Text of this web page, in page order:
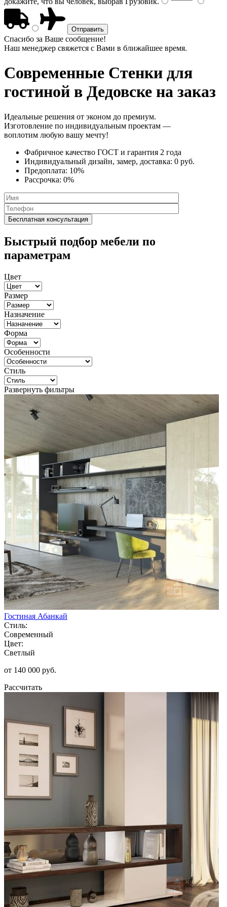
Спасибо за Ваше сообщение!
Наш менеджер свяжется с Вами в ближайшее время.
Современные Стенки для
гостиной в Дедовске на заказ
Идеальные решения от эконом до премиум.
Изготовление по индивидуальным проектам —
воплотим любую вашу мечту!
Фабричное качество ГОСТ и гарантия 2 года
Индивидуальный дизайн, замер, доставка: 0 руб.
Предоплата: 10%
Рассрочка: 0%
Быстрый подбор мебели по
параметрам
Цвет
Размер
Назначение
Форма
Особенности
Стиль
Развернуть фильтры
Гостиная Абанкай
Стиль:
Современный
Цвет:
Светлый
от 140 000 руб.
Рассчитать